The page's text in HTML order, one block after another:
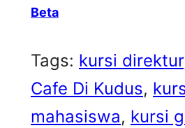
Beta
Tags: kursi direktur
Cafe Di Kudus,
mahasiswa, kursi